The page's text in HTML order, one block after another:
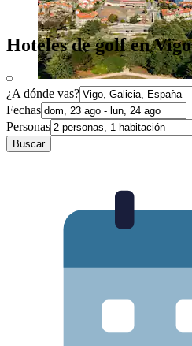
Hoteles de golf en Vigo
¿A dónde vas?
Fechas
Personas
Buscar